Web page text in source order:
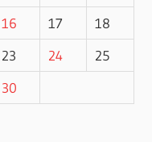
16 17
18
23 24
25
30